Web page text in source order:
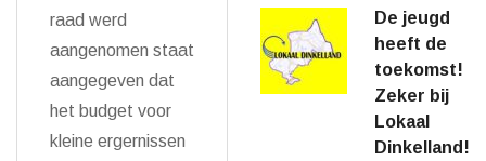
raad werd
aangenomen staat
aangegeven dat
het budget voor
kleine ergernissen
De jeugd
heeft de
toekomst!
Zeker bij
Lokaal
Dinkelland!